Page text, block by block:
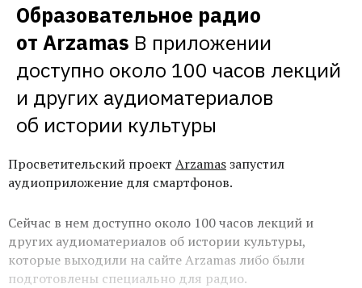
Образовательное радио
от Arzamas В приложении
доступно около 100 часов лекций
и других аудиоматериалов
об истории культуры
Просветительский проект Arzamasзапустил
аудиоприложение для смартфонов.
Сейчас в нем доступно около 100 часов лекций и
других аудиоматериалов об истории культуры,
которые выходили на сайте Arzamas либо были
подготовлены специально для радио.